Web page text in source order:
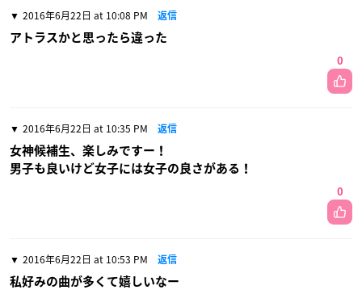
2016年6月22日 at 10:08 PM 返信
アトラスかと思ったら違った
0
2016年6月22日 at 10:35 PM 返信
女神候補生、楽しみですー！
男子も良いけど女子には女子の良さがある！
0
2016年6月22日 at 10:53 PM 返信
私好みの曲が多くて嬉しいなー